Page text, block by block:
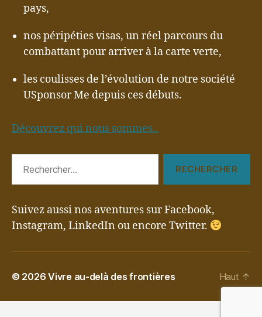
pays,
nos péripéties visas, un réel parcours du
combattant pour arriver à la carte verte,
les coulisses de l’évolution de notre société
USponsor Me depuis ces débuts.
Découvrez qui nous sommes..
Suivez aussi nos aventures sur Facebook,
Instagram, LinkedIn ou encore Twitter.
© 2026Vivre au-delà des frontières Haut ↑